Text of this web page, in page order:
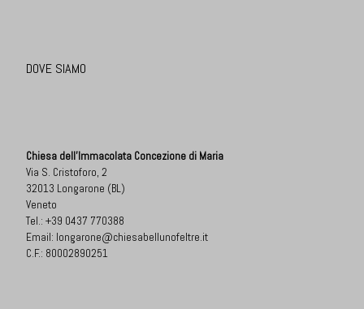
DOVE SIAMO
Chiesa dell'Immacolata Concezione di Maria
Via S. Cristoforo, 2
32013 Longarone (BL)
Veneto
Tel.: +39 0437 770388
Email: longarone@chiesabellunofeltre.it
C.F.: 80002890251